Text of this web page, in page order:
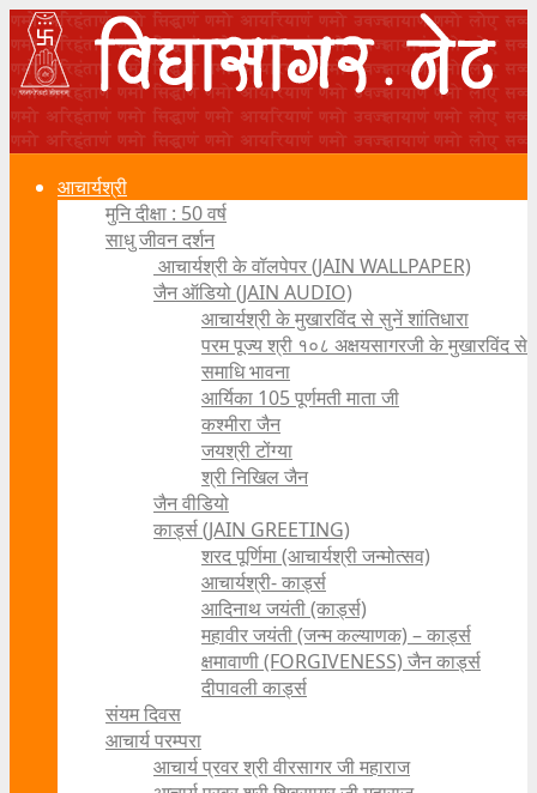
आचार्यश्री
मुनि दीक्षा : 50 वर्ष
साधु जीवन दर्शन
आचार्यश्री के वॉलपेपर (JAIN WALLPAPER)
जैन ऑडियो (JAIN AUDIO)
आचार्यश्री के मुखारविंद से सुनें शांतिधारा
परम पूज्य श्री १०८ अक्षयसागरजी के मुखारविंद से
समाधि भावना
आर्यिका 105 पूर्णमती माता जी
कश्मीरा जैन
जयश्री टोंग्या
श्री निखिल जैन
जैन वीडियो
कार्ड्स (JAIN GREETING)
शरद पूर्णिमा (आचार्यश्री जन्मोत्सव)
आचार्यश्री- कार्ड्स
आदिनाथ जयंती (कार्ड्स)
महावीर जयंती (जन्म कल्याणक) – कार्ड्स
क्षमावाणी (FORGIVENESS) जैन कार्ड्स
दीपावली कार्ड्स
संयम दिवस
आचार्य परम्परा
आचार्य प्रवर श्री वीरसागर जी महाराज